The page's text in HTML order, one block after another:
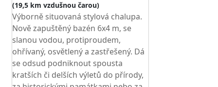
(19,5 km vzdušnou čarou)
Výborně situovaná stylová chalupa.
Nově zapuštěný bazén 6x4 m, se
slanou vodou, protiproudem,
ohřívaný, osvětlený a zastřešený. Dá
se odsud podniknout spousta
kratších či delších výletů do přírody,